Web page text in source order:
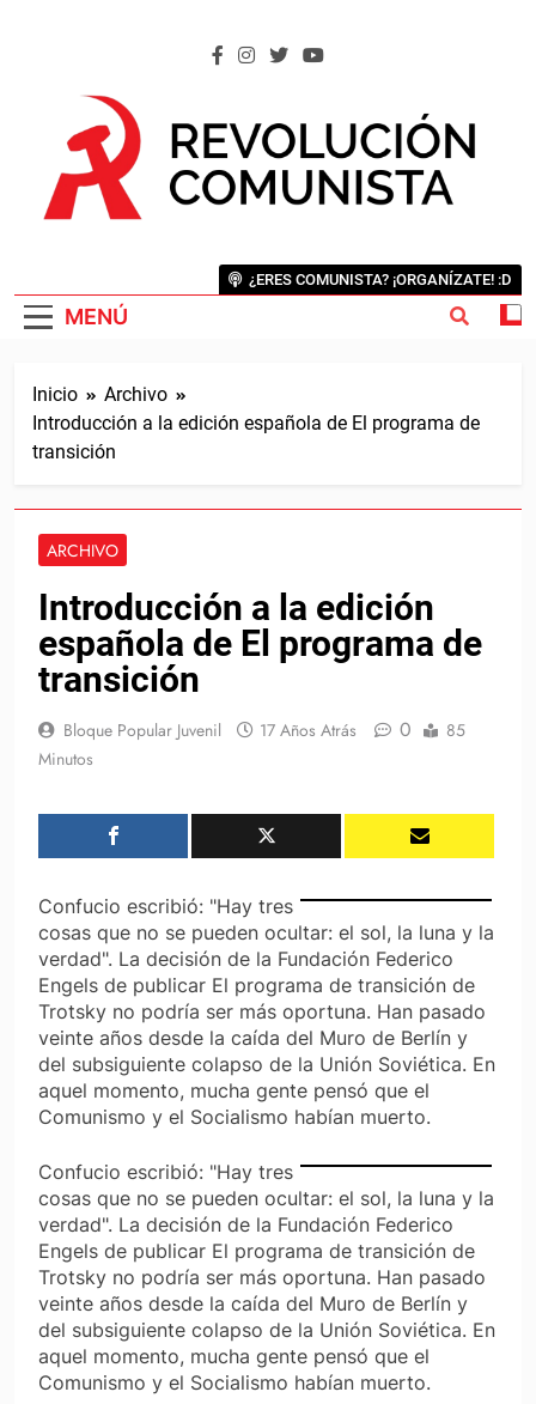
MENÚ
¿ERES COMUNISTA? ¡ORGANÍZATE! :D
Inicio
Archivo
Introducción a la edición española de El programa de
transición
ARCHIVO
Introducción a la edición
española de El programa de
transición
Bloque Popular Juvenil 17 Años Atrás 0
85
Minutos
Confucio escribió: "Hay tres
cosas que no se pueden ocultar: el sol, la luna y la
verdad". La decisión de la Fundación Federico
Engels de publicar El programa de transición de
Trotsky no podría ser más oportuna. Han pasado
veinte años desde la caída del Muro de Berlín y
del subsiguiente colapso de la Unión Soviética. En
aquel momento, mucha gente pensó que el
Comunismo y el Socialismo habían muerto.
Confucio escribió: "Hay tres
cosas que no se pueden ocultar: el sol, la luna y la
verdad". La decisión de la Fundación Federico
Engels de publicar El programa de transición de
Trotsky no podría ser más oportuna. Han pasado
veinte años desde la caída del Muro de Berlín y
del subsiguiente colapso de la Unión Soviética. En
aquel momento, mucha gente pensó que el
Comunismo y el Socialismo habían muerto.